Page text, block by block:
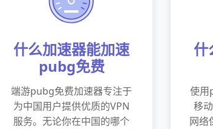
什么加速器能加速
pubg免费
端游pubg免费加速器专注于
为中国用户提供优质的VPN
服务。无论你在中国的哪个
什
使用
移
网络